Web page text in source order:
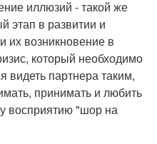
иллюзий - такой же
этап в развитии и
их возникновение в
который необходимо
видеть партнера таким,
принимать и любить
восприятию "шор на